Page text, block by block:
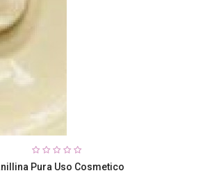
Pura Uso Cosmetico